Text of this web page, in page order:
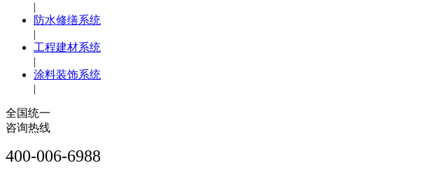
|
防水修缮系统
|
工程建材系统
|
涂料装饰系统
|
全国统一
咨询热线
400-006-6988